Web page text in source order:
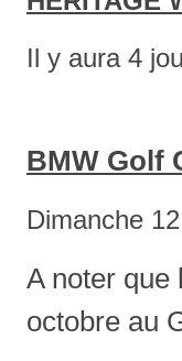
Il y aura 4
BMW Golf
Dimanche
A noter que
octobre au